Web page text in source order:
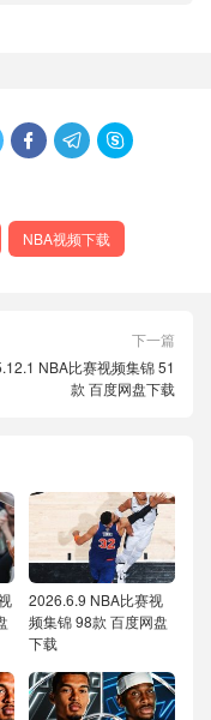
  
NBA视频下载
下一篇
NBA比赛视频集锦 51
款 百度网盘下载
2026.6.9 NBA比赛视
频集锦 98款 百度网盘
下载